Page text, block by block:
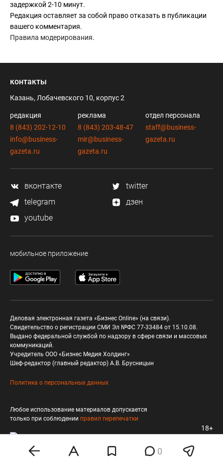
задержкой 2-10 минут.
Редакция оставляет за собой право отказать в публикации
вашего комментария.
Правила модерирования.
0
контакты
Казань, Лобачевского 10, корпус 2
редакция
8 (843) 202-12-10
info@business-
gazeta.ru
реклама
8 (843) 203-48-47
mir@business-
gazeta.ru
отдел персонала
staff@business-
gazeta.ru
вконтакте
twitter
telegram
дзен
youtube
мобильное приложение
Деловая электронная газета «Бизнес Online» (на связи).
Свидетельство о регистрации СМИ Эл №ФС 77-33484 от 15.10.08.
Выдано федеральной службой по надзору в сфере связи и массовых
коммуникаций.
Учредитель ООО «Бизнес Медия Холдинг»
Шеф-редактор (главный редактор) А.В. Брусницын
Политика о персональных данных
Любое использование материалов допускается
только при соблюдении правил перепечатки
18+